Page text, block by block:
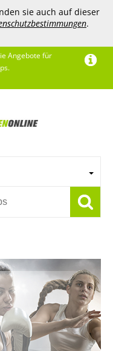
sie auch auf dieser
.
Angebote für